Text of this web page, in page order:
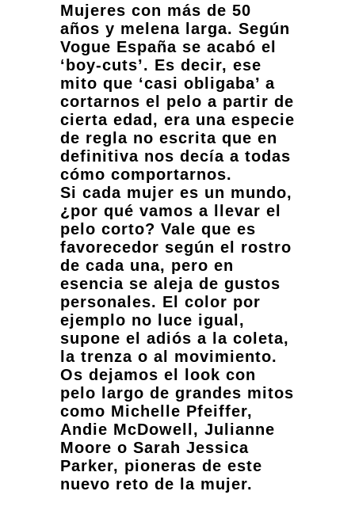
Mujeres con más de 50
años y melena larga. Según
Vogue España se acabó el
‘boy-cuts’. Es decir, ese
mito que ‘casi obligaba’ a
cortarnos el pelo a partir de
cierta edad, era una especie
de regla no escrita que en
definitiva nos decía a todas
cómo comportarnos.
Si cada mujer es un mundo,
¿por qué vamos a llevar el
pelo corto? Vale que es
favorecedor según el rostro
de cada una, pero en
esencia se aleja de gustos
personales. El color por
ejemplo no luce igual,
supone el adiós a la coleta,
la trenza o al movimiento.
Os dejamos el look con
pelo largo de grandes mitos
como Michelle Pfeiffer,
Andie McDowell, Julianne
Moore o Sarah Jessica
Parker, pioneras de este
nuevo reto de la mujer.